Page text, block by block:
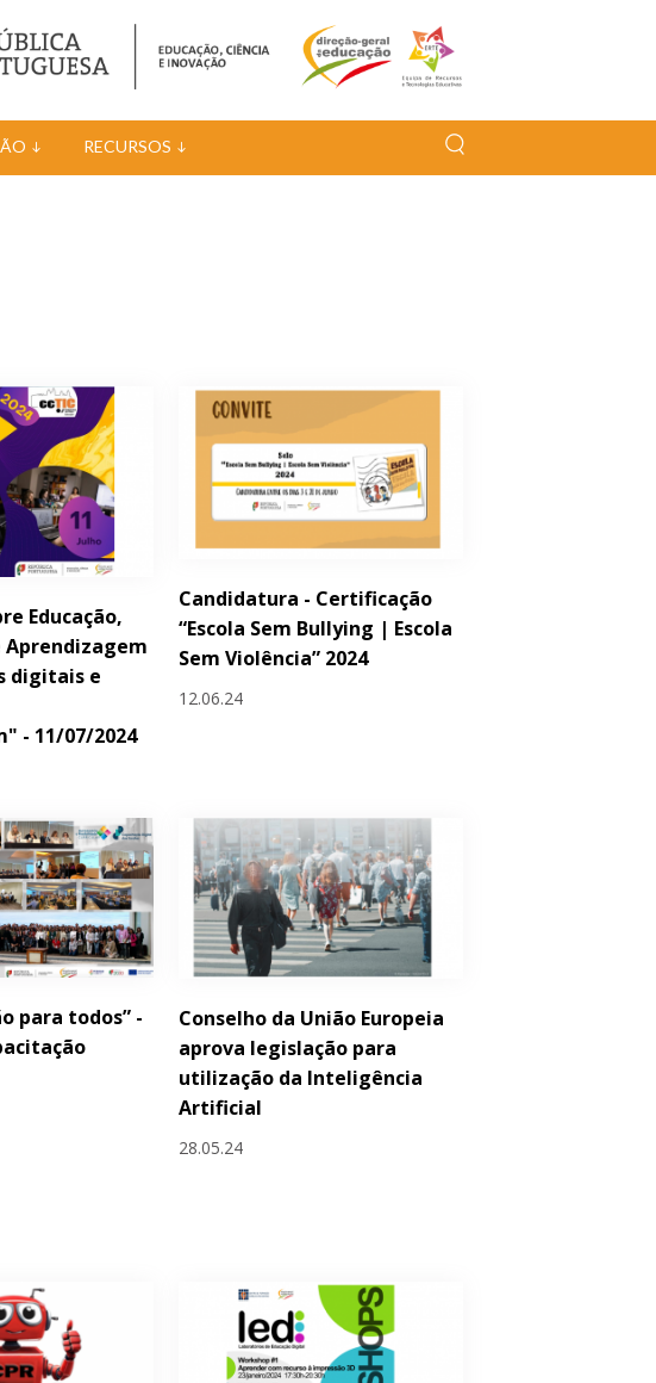
RECURSOS
Educação,
Aprendizagem
digitais e
- 11/07/2024
Candidatura - Certificação
“Escola Sem Bullying | Escola
Sem Violência” 2024
12.06.24
para todos” -
Conselho da União Europeia
aprova legislação para
utilização da Inteligência
Artificial
28.05.24